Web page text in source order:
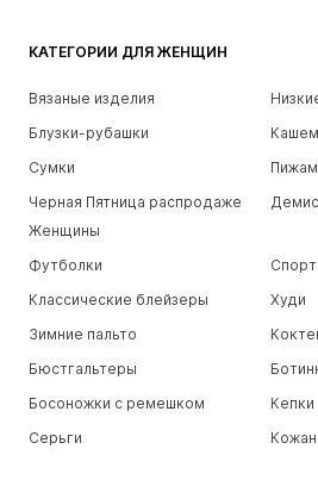
КАТЕГОРИИ ДЛЯ ЖЕНЩИН
Вязаные изделия
Блузки-рубашки
Сумки
Черная Пятница распродаже
Женщины
Футболки
Классические блейзеры
Худи
Зимние пальто
Бюстгальтеры
Босоножки с ремешком
Кепки
Серьги